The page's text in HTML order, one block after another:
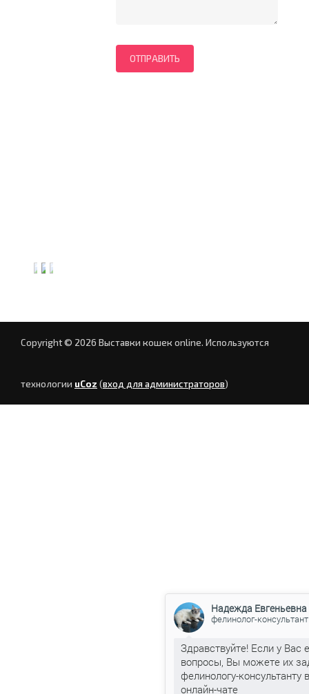
Copyright © 2026 Выставки кошек online. Используются
технологии uCoz (вход для администраторов)
Надежда Евгеньевна
фелинолог-консультант
Здравствуйте! Если у Вас
вопросы, Вы можете их
фелинологу-консультанту в
онлайн-чате